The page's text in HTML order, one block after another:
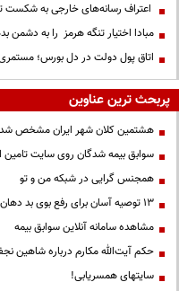
اعتراف رسانه‌های خارجی به
مبادا اختیار تنگه هرمز را به دشمن
اتاق پول دولت در دل بورس؛ مستمری
پربحث ترین عناوین
هشتمین کلان شهر ایران مشخص شد
سوابق بیمه شدگان روی سایت تامین
همجنس گرایی در شبکه من و تو
13 توصیه آسان برای رفع بوی بد دهان
مشاهده سامانه آنلاين سوابق بیمه
حكم آيت‌الله مكارم درباره شاهين
سایتهای همسریابی!